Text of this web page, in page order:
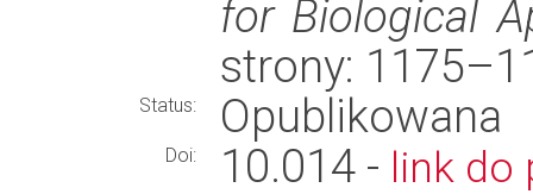
for Biological
strony:
Status: Opublikowana
Doi: 10.014 - link do